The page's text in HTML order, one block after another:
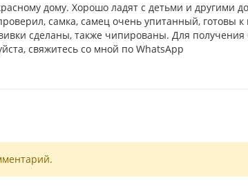
дому. Хорошо ладят с детьми и другими
самка, самец очень упитанный, готовы к
сделаны, также чипированы. Для получения
свяжитесь со мной по WhatsApp